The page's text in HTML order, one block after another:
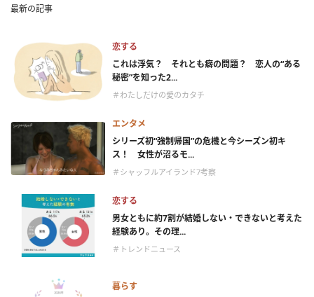
最新の記事
恋する
これは浮気？ それとも癖の問題？ 恋人の“ある
秘密”を知った2...
＃わたしだけの愛のカタチ
エンタメ
シリーズ初“強制帰国”の危機と今シーズン初キ
ス！ 女性が沼るモ...
＃シャッフルアイランド7考察
恋する
男女ともに約7割が結婚しない・できないと考えた
経験あり。その理...
＃トレンドニュース
暮らす